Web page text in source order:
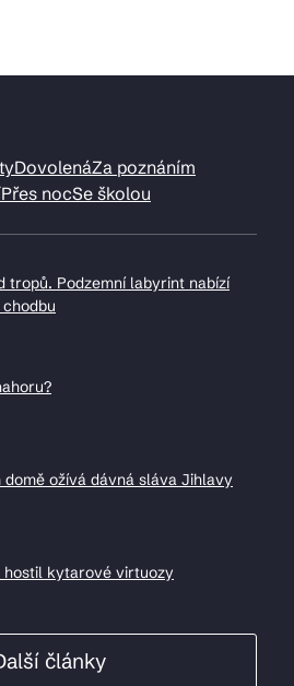
DovolenáZa poznáním
Přes nocSe školou
tropů. Podzemní labyrint nabízí
domě ožívá dávná sláva Jihlavy
hostil kytarové virtuozy
články